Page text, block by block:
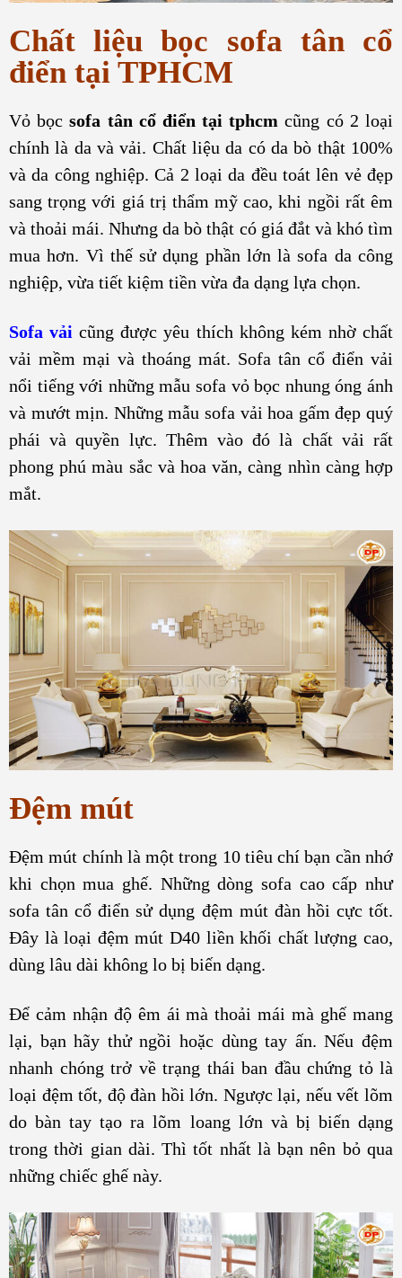
Chất liệu bọc sofa tân cổ
điển tại TPHCM
Vỏ bọcsofa tân cổ điển tại tphcm cũng có 2 loại
chính là da và vải. Chất liệu da có da bò thật 100%
và da công nghiệp. Cả 2 loại da đều toát lên vẻ đẹp
sang trọng với giá trị thẩm mỹ cao, khi ngồi rất êm
và thoải mái. Nhưng da bò thật có giá đắt và khó tìm
mua hơn. Vì thế sử dụng phần lớn là sofa da công
nghiệp, vừa tiết kiệm tiền vừa đa dạng lựa chọn.
Sofa vải cũng được yêu thích không kém nhờ chất
vải mềm mại và thoáng mát. Sofa tân cổ điển vải
nổi tiếng với những mẫu sofa vỏ bọc nhung óng ánh
và mướt mịn. Những mẫu sofa vải hoa gấm đẹp quý
phái và quyền lực. Thêm vào đó là chất vải rất
phong phú màu sắc và hoa văn, càng nhìn càng hợp
mắt.
Đệm mút
Đệm mút chính là một trong 10 tiêu chí bạn cần nhớ
khi chọn mua ghế. Những dòng sofa cao cấp như
sofa tân cổ điển sử dụng đệm mút đàn hồi cực tốt.
Đây là loại đệm mút D40 liền khối chất lượng cao,
dùng lâu dài không lo bị biến dạng.
Để cảm nhận độ êm ái mà thoải mái mà ghế mang
lại, bạn hãy thử ngồi hoặc dùng tay ấn. Nếu đệm
nhanh chóng trở về trạng thái ban đầu chứng tỏ là
loại đệm tốt, độ đàn hồi lớn. Ngược lại, nếu vết lõm
do bàn tay tạo ra lõm loang lớn và bị biến dạng
trong thời gian dài. Thì tốt nhất là bạn nên bỏ qua
những chiếc ghế này.